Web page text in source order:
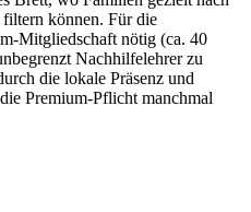
können. Für die
Mitgliedschaft nötig (ca. 40
Nachhilfelehrer zu
die lokale Präsenz und
Premium-Pflicht manchmal